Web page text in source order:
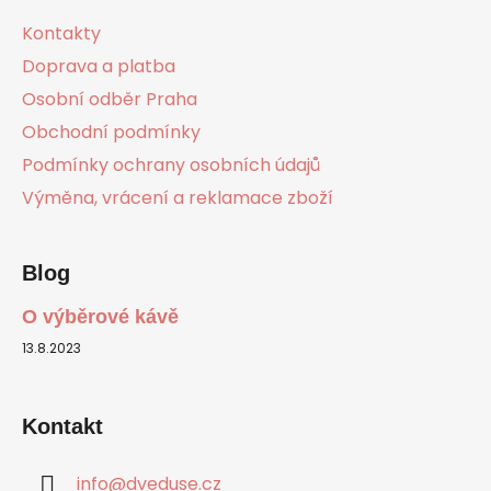
Kontakty
Doprava a platba
Osobní odběr Praha
Obchodní podmínky
Podmínky ochrany osobních údajů
Výměna, vrácení a reklamace zboží
Blog
O výběrové kávě
13.8.2023
Kontakt
info@dveduse.cz